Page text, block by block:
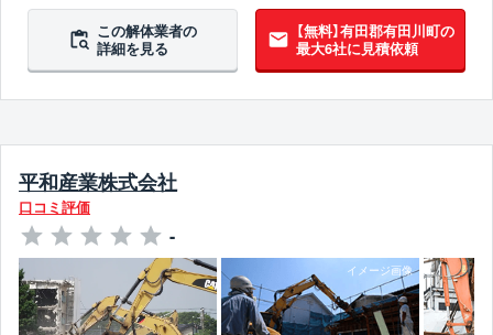
この解体業者の
詳細を見る
【無料】有田郡有田川町の
最大6社に見積依頼
平和産業株式会社
口コミ評価
-